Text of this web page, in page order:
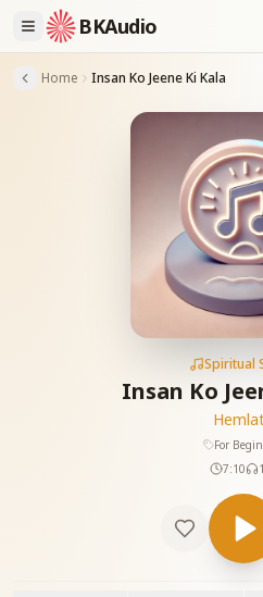
BKAudio
Home Insan Ko Jeene Ki Kala
Spiritual
Insan Ko
For
7:10